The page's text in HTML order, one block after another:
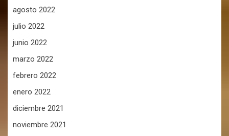
agosto 2022
julio 2022
junio 2022
marzo 2022
febrero 2022
enero 2022
diciembre 2021
noviembre 2021